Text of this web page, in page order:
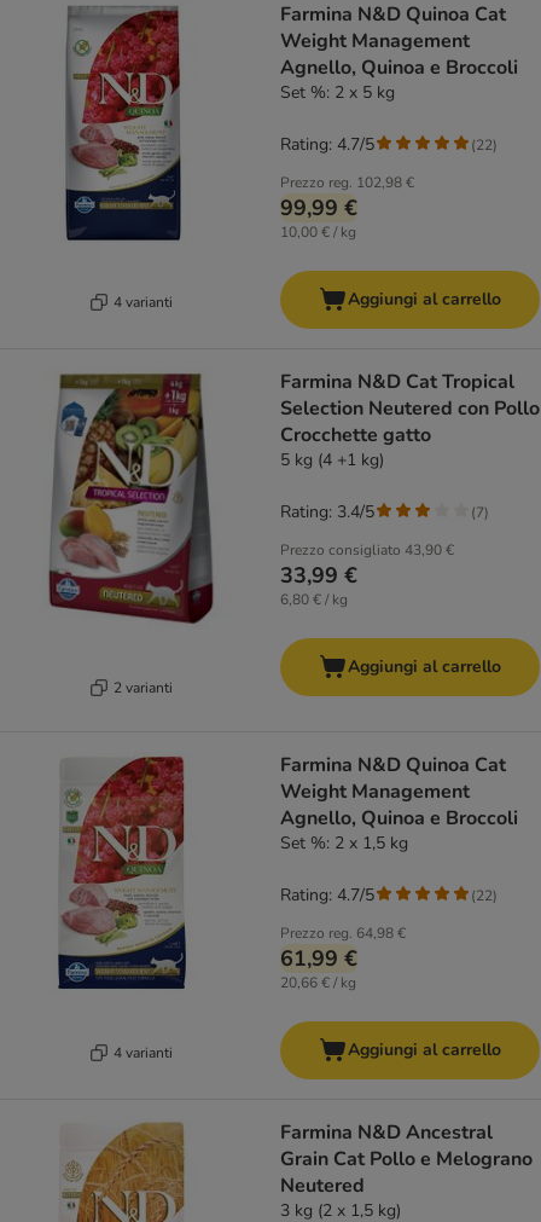
4 varianti
Farmina N&D Quinoa Cat
Weight Management
Agnello, Quinoa e Broccoli
Set %: 2 x 5 kg
Prezzo reg. 102,98 €
99,99 €
10,00 € / kg
Rating: 4.7/5 (22)
Aggiungi al carrello
2 varianti
Farmina N&D Cat Tropical
Selection Neutered con Pollo
Crocchette gatto
5 kg (4 +1 kg)
Prezzo consigliato 43,90 €
33,99 €
6,80 € / kg
Rating: 3.4/5 (7)
Aggiungi al carrello
4 varianti
Farmina N&D Quinoa Cat
Weight Management
Agnello, Quinoa e Broccoli
Set %: 2 x 1,5 kg
Prezzo reg. 64,98 €
61,99 €
20,66 € / kg
Rating: 4.7/5 (22)
Aggiungi al carrello
Farmina N&D Ancestral
Grain Cat Pollo e Melograno
Neutered
3 kg (2 x 1,5 kg)